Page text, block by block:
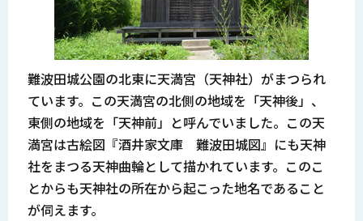
難波田城公園の北東に天満宮（天神社）がまつられ
ています。この天満宮の北側の地域を「天神後」、
東側の地域を「天神前」と呼んでいました。この天
満宮は古絵図『酒井家文庫 難波田城図』にも天神
社をまつる天神曲輪として描かれています。このこ
とからも天神社の所在から起こった地名であること
が伺えます。